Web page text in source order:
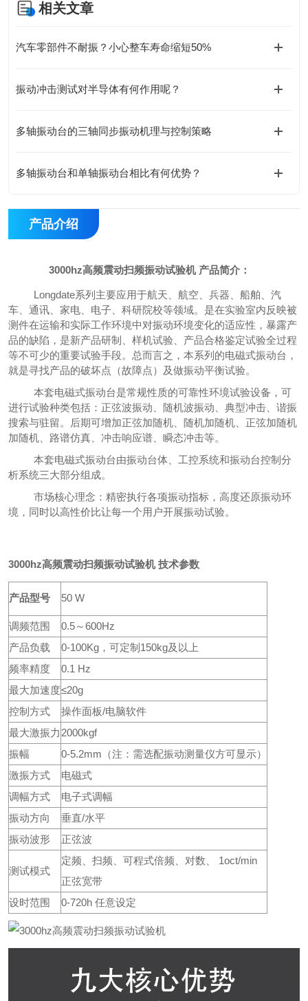
相关文章
汽车零部件不耐振？小心整车寿命缩短50%
振动冲击测试对半导体有何作用呢？
多轴振动台的三轴同步振动机理与控制策略
多轴振动台和单轴振动台相比有何优势？
产品介绍
3000hz高频震动扫频振动试验机 产品简介：
Longdate系列 主要应用于航天、航空、兵器、船舶、汽
车、通讯、家电、电子、科研院校等领域。是在实验室内反映被
测件在运输和实际工作环境中对振动环境变化的适应性，暴露产
品的缺陷，是新产品研制、样机试验、产品合格鉴定试验全过程
等不可少的重要试验手段。总而言之，本系列的电磁式振动台，
就是寻找产品的破坏点（故障点）及做振动平衡试验。
本套电磁式振动台是常规性质的可靠性环境试验设备，可
进行试验种类包括：正弦波振动、随机波振动、典型冲击、谐振
搜索与驻留。后期可增加正弦加随机、随机加随机、正弦加随机
加随机、路谱仿真、冲击响应谱、瞬态冲击等。
本套电磁式振动台由振动台体、工控系统和振动台控制分
析系统三大部分组成。
市场核心理念：精密执行各项振动指标，高度还原振动环
境，同时以高性价比让每一个用户开展振动试验。
3000hz高频震动扫频振动试验机技术参数
产品型号 50 W
调频范围
0.5～600Hz
产品负载
0-100Kg，可定制150kg及以上
频率精度
0.1 Hz
最大加速度≤20g
控制方式
操作面板/电脑软件
最大激振力 2000kgf
振幅
0-5.2mm（注：需选配振动测量仪方可显示）
激振方式
电磁式
调幅方式
电子式调幅
振动方向
垂直/水平
振动波形
正弦波
测试模式
定频、扫频、可程式倍频、对数、 1oct/min
正弦宽带
设时范围
0-720h 任意设定